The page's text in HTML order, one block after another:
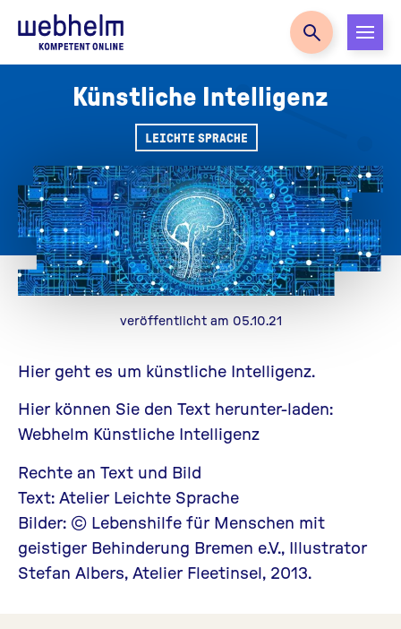
Zur Startseite
Künstliche Intelligenz
LEICHTE SPRACHE
veröffentlicht am 05.10.21
Hier geht es um künstliche Intelligenz.
Hier können Sie den Text herunter-laden:
Webhelm Künstliche Intelligenz
Rechte an Text und Bild
Text: Atelier Leichte Sprache
Bilder: © Lebenshilfe für Menschen mit
geistiger Behinderung Bremen e.V., Illustrator
Stefan Albers, Atelier Fleetinsel, 2013.